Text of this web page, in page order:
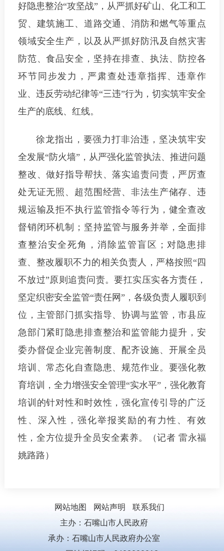
好隐患整治“攻坚战”， 从严抓好矿山、化工和工
贸、建筑施工、道路交通、消防和燃气等重点
领域安全生产，以及从严抓好防汛及自然灾害
防范、食品安全，坚持在排查、执法、防控各
环节同步发力，严肃查处违章指挥、违章作
业、违反劳动纪律等“三违”行为，切实筑牢安全
生产的底线、红线。
徐龙指出， 要强力打非治违，坚决筑牢安
全发展“防火墙”， 从严强化监管执法、推进问题
整改、做好指导帮扶、落实追责问责，严厉查
处无证无照、超范围经营、非法生产储存、违
规运输及拒不执行监管指令等行为，健全查改
督销闭环机制；坚持监管与服务并举，全面排
查整治安全死角，消除监管盲区；对隐患排
查、整改履职不力的相关负责人，严格按照“四
不放过”原则追责问责。要扛实压实各方责任，
坚定织密安全监管“责任网”，各级负责人履职到
位，主管部门抓实指导、协调与监管，市县应
急部门紧盯隐患排查整治和监管能力提升，安
委办督促企业完善制度、配齐设施、开展全员
培训、常态化自查隐患、规范作业。 要强化教
育培训，全力增强安全管理“实水平”，强化教育
培训的针对性和时效性，强化宣传引导的广泛
性、深入性，强化举报奖励的有力性、有效
性，全方位提升全员安全素养。（记者 雷永福
姚路路）
网站地图 网站声明
联系我们
主办：石嘴山市人民政府
承办：石嘴山市人民政府办公室